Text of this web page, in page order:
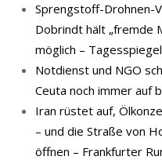
Sprengstoff-Drohnen-
Dobrindt hält „fremde
möglich – Tagesspiegel
Notdienst und NGO
Ceuta noch immer auf
Iran rüstet auf,
– und die Straße von
öffnen – Frankfurter